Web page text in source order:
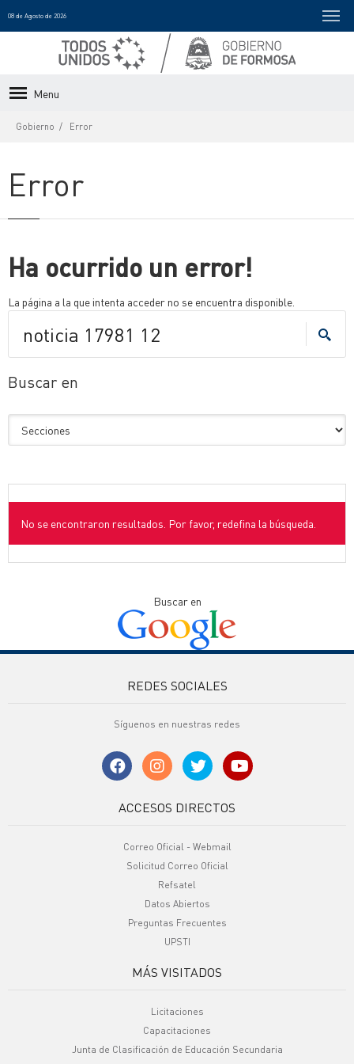
08 de Agosto de 2026
Menu
Gobierno Error
Error
Ha ocurrido un error!
La página a la que intenta acceder no se encuentra disponible.
Buscar en
No se encontraron resultados. Por favor, redefina la búsqueda.
Buscar en
REDES SOCIALES
Síguenos en nuestras redes
ACCESOS DIRECTOS
Correo Oficial - Webmail
Solicitud Correo Oficial
Refsatel
Datos Abiertos
Preguntas Frecuentes
UPSTI
MÁS VISITADOS
Licitaciones
Capacitaciones
Junta de Clasificación de Educación Secundaria